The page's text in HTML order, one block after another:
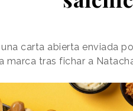
carta abierta enviada
marca tras fichar a